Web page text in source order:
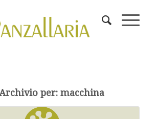
per: macchina